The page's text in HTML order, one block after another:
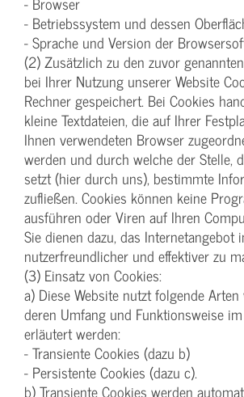
- Betriebssystem und dessen
- Sprache und Version der
(2) Zusätzlich zu den zuvor
bei Ihrer Nutzung unserer Website
Rechner gespeichert. Bei Cookies
kleine Textdateien, die auf Ihrer
Ihnen verwendeten Browser
werden und durch welche der Stelle,
setzt (hier durch uns), bestimmte
zufließen. Cookies können keine
ausführen oder Viren auf Ihren
Sie dienen dazu, das Internetangebot
nutzerfreundlicher und effektiver zu
(3) Einsatz von Cookies:
a) Diese Website nutzt folgende Arten
deren Umfang und Funktionsweise
erläutert werden:
- Transiente Cookies (dazu b)
- Persistente Cookies (dazu c).
b) Transiente Cookies werden